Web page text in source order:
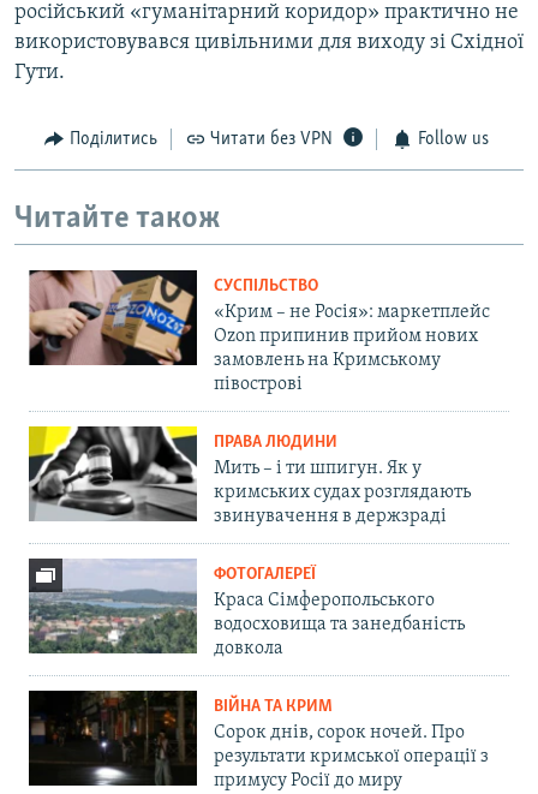
російський «гуманітарний коридор» практично не
використовувався цивільними для виходу зі Східної
Гути.
Поділитись Читати без VPN Follow us
Читайте також
СУСПІЛЬСТВО
«Крим – не Росія»: маркетплейс
Ozon припинив прийом нових
замовлень на Кримському
півострові
ПРАВА ЛЮДИНИ
Мить – і ти шпигун. Як у
кримських судах розглядають
звинувачення в держзраді
ФОТОГАЛЕРЕЇ
Краса Сімферопольського
водосховища та занедбаність
довкола
ВІЙНА ТА КРИМ
Сорок днів, сорок ночей. Про
результати кримської операції з
примусу Росії до миру